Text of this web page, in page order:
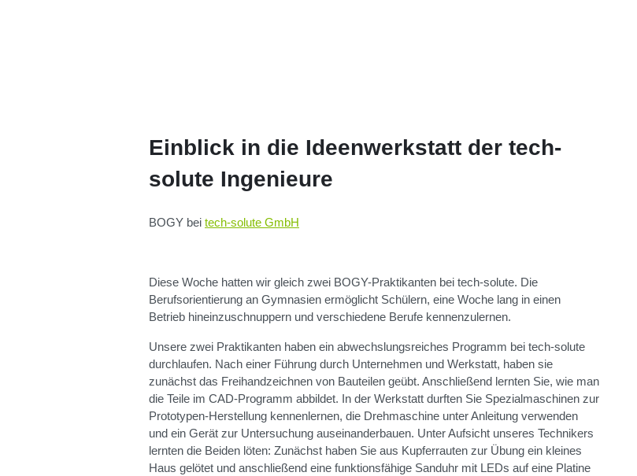
Einblick in die Ideenwerkstatt der tech-
solute Ingenieure
BOGY bei tech-solute GmbH
Diese Woche hatten wir gleich zwei BOGY-Praktikanten bei tech-solute. Die
Berufsorientierung an Gymnasien ermöglicht Schülern, eine Woche lang in einen
Betrieb hineinzuschnuppern und verschiedene Berufe kennenzulernen.
Unsere zwei Praktikanten haben ein abwechslungsreiches Programm bei tech-solute
durchlaufen. Nach einer Führung durch Unternehmen und Werkstatt, haben sie
zunächst das Freihandzeichnen von Bauteilen geübt. Anschließend lernten Sie, wie man
die Teile im CAD-Programm abbildet. In der Werkstatt durften Sie Spezialmaschinen zur
Prototypen-Herstellung kennenlernen, die Drehmaschine unter Anleitung verwenden
und ein Gerät zur Untersuchung auseinanderbauen. Unter Aufsicht unseres Technikers
lernten die Beiden löten: Zunächst haben Sie aus Kupferrauten zur Übung ein kleines
Haus gelötet und anschließend eine funktionsfähige Sanduhr mit LEDs auf eine Platine